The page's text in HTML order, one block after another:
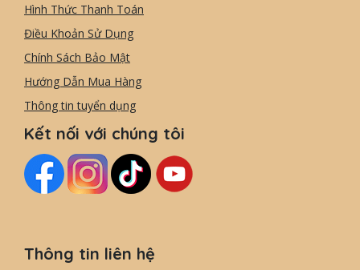
Hình Thức Thanh Toán
Điều Khoản Sử Dụng
Chính Sách Bảo Mật
Hướng Dẫn Mua Hàng
Thông tin tuyển dụng
Kết nối với chúng tôi
Thông tin liên hệ